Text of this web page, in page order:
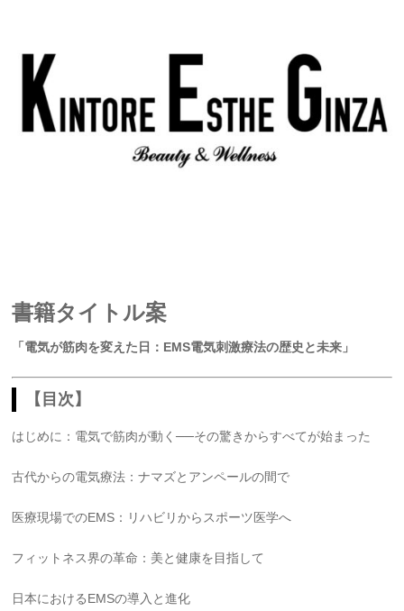
書籍タイトル案
「電気が筋肉を変えた日：EMS電気刺激療法の歴史と未来」
【目次】
はじめに：電気で筋肉が動く──その驚きからすべてが始まった
古代からの電気療法：ナマズとアンペールの間で
医療現場でのEMS：リハビリからスポーツ医学へ
フィットネス界の革命：美と健康を目指して
日本におけるEMSの導入と進化